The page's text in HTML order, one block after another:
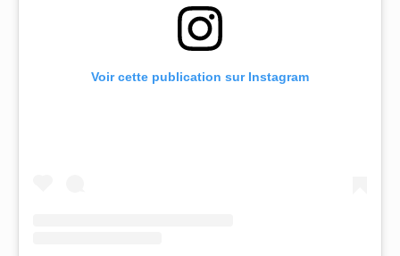
Voir cette publication sur Instagram